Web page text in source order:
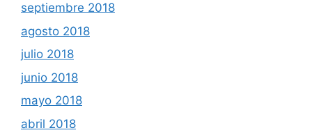
septiembre 2018
agosto 2018
julio 2018
junio 2018
mayo 2018
abril 2018